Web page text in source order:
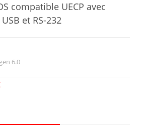
compatible UECP avec
et RS-232
6.0